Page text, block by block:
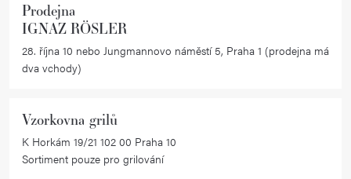
i
Prodejna
IGNAZ RÖSLER
28. října 10 nebo Jungmannovo náměstí 5, Praha 1 (prodejna má
dva vchody)
Vzorkovna grilů
K Horkám 19/21 102 00 Praha 10
Sortiment pouze pro grilování